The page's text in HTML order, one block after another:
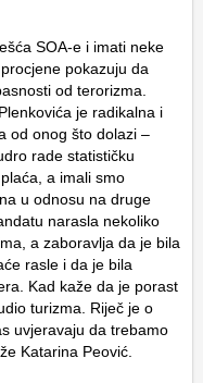
SOA-e i imati neke
pokazuju da
od terorizma.
je radikalna i
od onog što dolazi –
rade statističku
a imali smo
u odnosu na druge
narasla nekoliko
a zaboravlja da je bila
rasle i da je bila
Kad kaže da je porast
turizma. Riječ je o
uvjeravaju da trebamo
Katarina Peović.